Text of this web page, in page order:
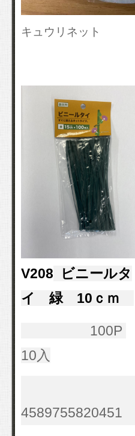
キュウリネット
V208 ビニールタ
イ 緑 10ｃｍ
100P
10入
4589755820451